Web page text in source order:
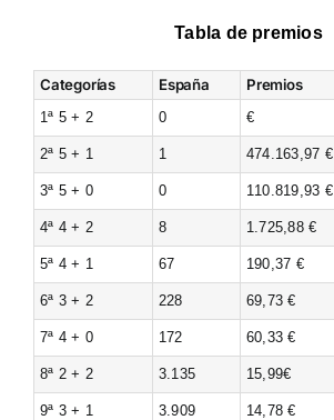
Tabla de premios
Categorías España Premios
1ª 5 + 2 0 €
2ª 5 + 1 1 474.163,97 €
3ª 5 + 0 0 110.819,93 €
4ª 4 + 2 8 1.725,88 €
5ª 4 + 1 67 190,37 €
6ª 3 + 2 228 69,73 €
7ª 4 + 0 172 60,33 €
8ª 2 + 2 3.135 15,99€
9ª 3 + 1 3.909 14,78 €